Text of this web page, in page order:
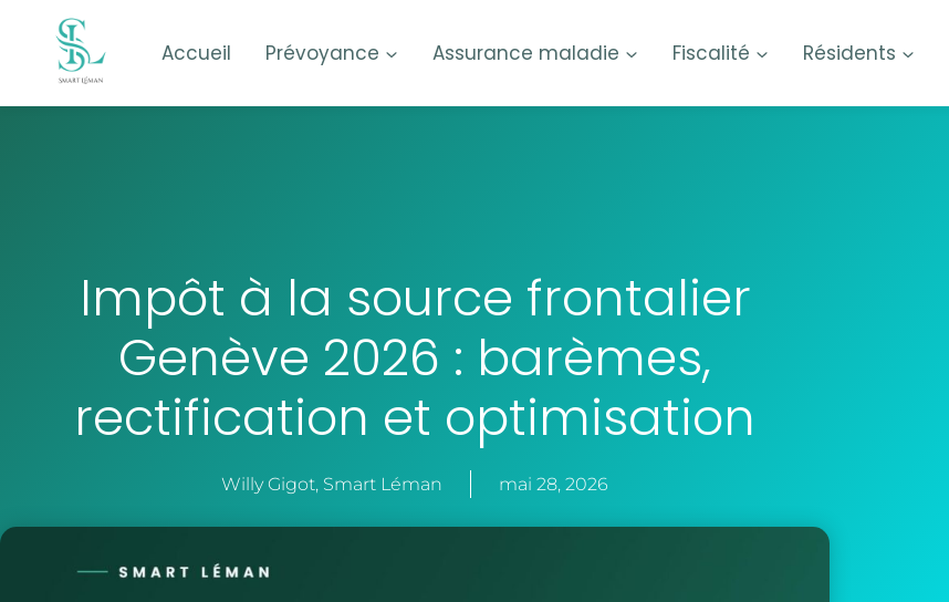
Accueil Prévoyance Assurance maladie Fiscalité Résidents
Impôt à la source frontalier
Genève 2026 : barèmes,
rectification et optimisation
Willy Gigot, Smart Léman mai 28, 2026